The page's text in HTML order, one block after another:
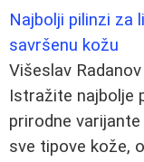
Najbolji pilinzi za
savršenu kožu
Višeslav Radanov
Istražite najbolje
prirodne
sve tipove kože,